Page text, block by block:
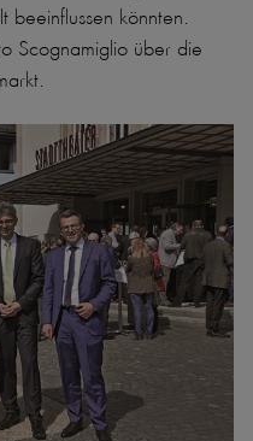
beeinflussen könnten.
Scognamiglio über die